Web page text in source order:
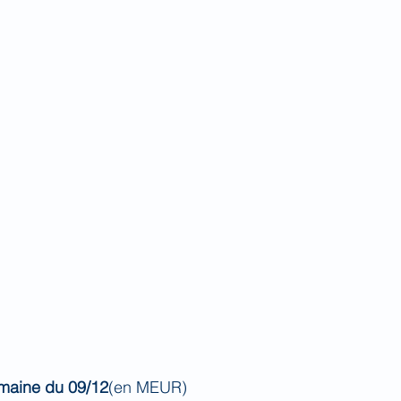
du 09/12(en MEUR)